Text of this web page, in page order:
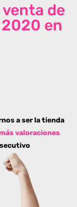
de
2020 en
a ser la tienda
valoraciones